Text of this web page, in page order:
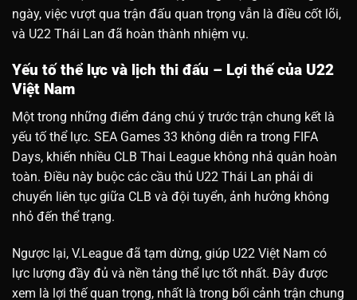
ngày, việc vượt qua trận đấu quan trọng vẫn là điều cốt lõi,
và U22 Thái Lan đã hoàn thành nhiệm vụ.
Yếu tố thể lực và lịch thi đấu – Lợi thế của U22
Việt Nam
Một trong những điểm đáng chú ý trước trận chung kết là
yếu tố thể lực. SEA Games 33 không diễn ra trong FIFA
Days, khiến nhiều CLB Thai League không nhả quân hoàn
toàn. Điều này buộc các cầu thủ U22 Thái Lan phải di
chuyển liên tục giữa CLB và đội tuyển, ảnh hưởng không
nhỏ đến thể trạng.
Ngược lại, V.League đã tạm dừng, giúp U22 Việt Nam có
lực lượng đầy đủ và nền tảng thể lực tốt nhất. Đây được
xem là lợi thế quan trọng, nhất là trong bối cảnh trận chung